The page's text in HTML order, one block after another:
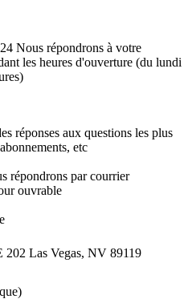
Nous répondrons à votre
les heures d'ouverture (du lundi
réponses aux questions les plus
etc
répondrons par courrier
ouvrable
202 Las Vegas, NV 89119